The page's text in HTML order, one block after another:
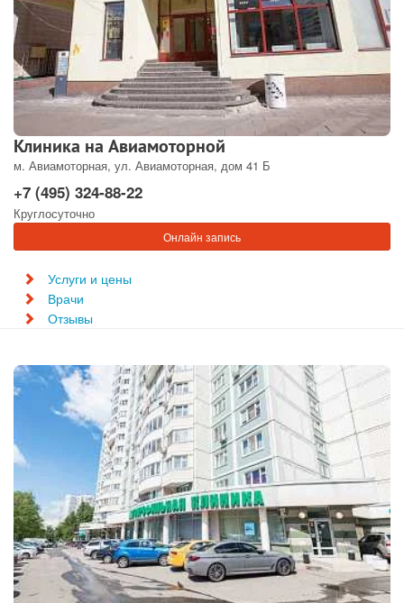
Клиника на Авиамоторной
м. Авиамоторная, ул. Авиамоторная, дом 41 Б
+7 (495) 324-88-22
Круглосуточно
Онлайн запись
Услуги и цены
Врачи
Отзывы